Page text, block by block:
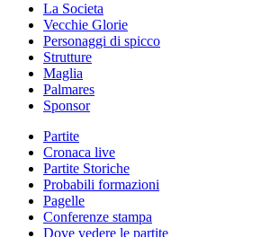
La Societa
Vecchie Glorie
Personaggi di spicco
Strutture
Maglia
Palmares
Sponsor
Partite
Cronaca live
Partite Storiche
Probabili formazioni
Pagelle
Conferenze stampa
Dove vedere le partite